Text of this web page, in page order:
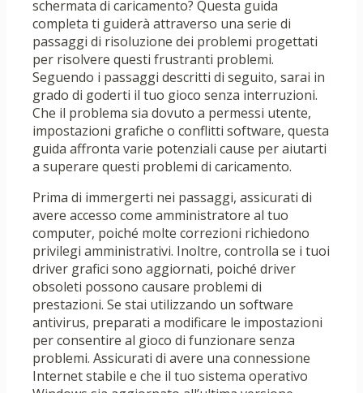
schermata di caricamento? Questa guida
completa ti guiderà attraverso una serie di
passaggi di risoluzione dei problemi progettati
per risolvere questi frustranti problemi.
Seguendo i passaggi descritti di seguito, sarai in
grado di goderti il ​​tuo gioco senza interruzioni.
Che il problema sia dovuto a permessi utente,
impostazioni grafiche o conflitti software, questa
guida affronta varie potenziali cause per aiutarti
a superare questi problemi di caricamento.
Prima di immergerti nei passaggi, assicurati di
avere accesso come amministratore al tuo
computer, poiché molte correzioni richiedono
privilegi amministrativi. Inoltre, controlla se i tuoi
driver grafici sono aggiornati, poiché driver
obsoleti possono causare problemi di
prestazioni. Se stai utilizzando un software
antivirus, preparati a modificare le impostazioni
per consentire al gioco di funzionare senza
problemi. Assicurati di avere una connessione
Internet stabile e che il tuo sistema operativo